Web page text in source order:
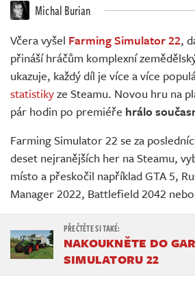
Živě Michal Burian
Včera vyšel Farming Simulator 22,
přináší hráčům komplexní
ukazuje, každý díl je více a více
statistikyze Steamu. Novou hru na
pár hodin po premiéře hrálo
Farming Simulator 22 se za
deset nejranějších her na Steamu,
místo a přeskočil například GTA 5,
Manager 2022, Battlefield 2042
NAKOUKNĚTE DO
SIMULATORU 22